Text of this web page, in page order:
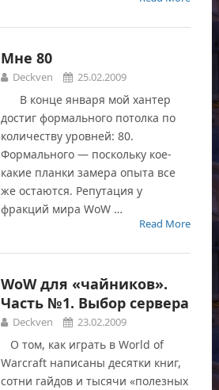
Мне 80
Deckven 25.02.2009
В конце января мой хантер
достиг формального потолка по
количеству уровней: 80.
Формального — поскольку кое-
какие планки замера опыта все
же остаются. Репутация у
фракций мира WoW …
Read More
WoW для «чайников».
Часть №1. Выбор сервера
Deckven 23.02.2009
О том, как играть в World of
Warcraft написаны десятки книг,
сотни гайдов и тысячи «полезных